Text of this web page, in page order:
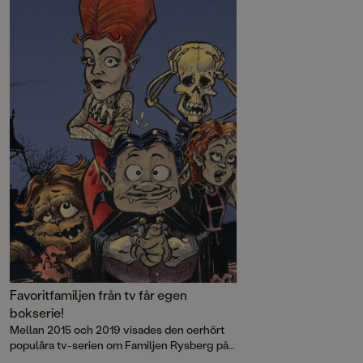
Jacko och Janna som kanske kan
förvandla henne till en helt vanlig
levande tonåring ...Blod suger är
fjärde fristående boken i den
hyllade serien om vampyrfamiljen
Rysberg. Rysligt roligt och
genomillustrerad med färgbilder av
Mikael Riesebeck.
Favoritfamiljen från tv får egen
bokserie!
Mellan 2015 och 2019 visades den oerhört
populära tv-serien om Familjen Rysberg på